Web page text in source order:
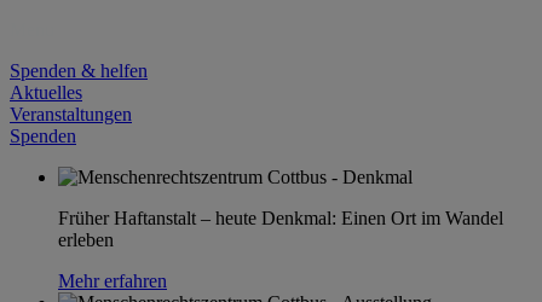
Spenden & helfen
Aktuelles
Veranstaltungen
Spenden
Früher Haftanstalt – heute Denkmal: Einen Ort im Wandel
erleben
Mehr erfahren